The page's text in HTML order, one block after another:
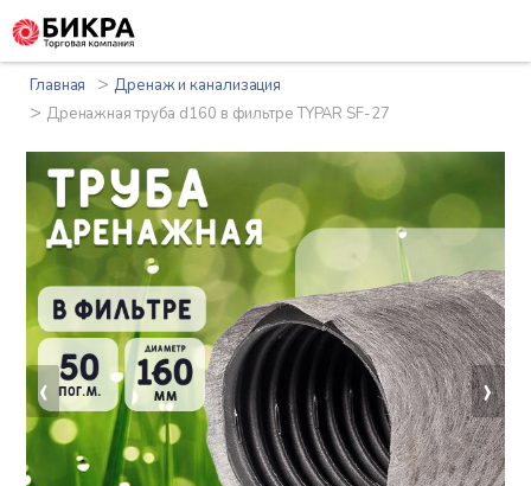
Главная >Дренаж и канализация
> Дренажная труба d160 в фильтре TYPAR SF-27
‹ ›